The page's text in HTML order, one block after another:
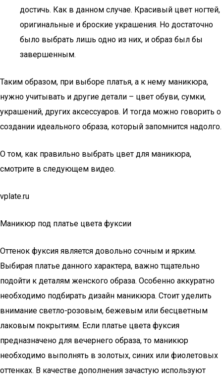
достичь. Как в данном случае. Красивый цвет ногтей,
оригинальные и броские украшения. Но достаточно
было выбрать лишь одно из них, и образ был бы
завершенным.
Таким образом, при выборе платья, а к нему маникюра,
нужно учитывать и другие детали – цвет обуви, сумки,
украшений, других аксессуаров. И тогда можно говорить о
создании идеального образа, который запомнится надолго.
О том, как правильно выбрать цвет для маникюра,
смотрите в следующем видео.
vplate.ru
Маникюр под платье цвета фуксии
Оттенок фуксия является довольно сочным и ярким.
Выбирая платье данного характера, важно тщательно
подойти к деталям женского образа. Особенно аккуратно
необходимо подбирать дизайн маникюра. Стоит уделить
внимание светло-розовым, бежевым или бесцветным
лаковым покрытиям. Если платье цвета фуксия
предназначено для вечернего образа, то маникюр
необходимо выполнять в золотых, синих или фиолетовых
оттенках. В качестве дополнения зачастую используют